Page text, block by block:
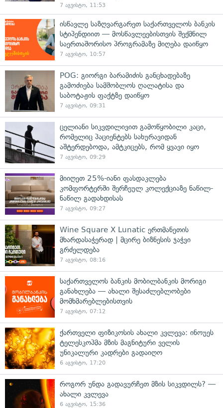
7 აგვისტო, 11:53
ისწავლე საზღვარგარეთ საქართველოს ბანკის
სტიპენდიით — მოსწავლეებისთვის შექმნილ
საერთაშორისო პროგრამაზე მიღება დაიწყო
7 აგვისტო, 10:57
POG: გიორგი ბარამიძის განცხადებაზე
გამოძიება სამშობლოს ღალატისა და
საბოტაჟის ფაქტზე დაიწყო
7 აგვისტო, 09:31
ცელიანი სიკვდილივით გამოწყობილი კაცი,
რომელიც პაციენტებს სახურავიდან
აშტერდებოდა, ამტკიცებს, რომ ყვავი იყო
7 აგვისტო, 09:29
მიიღეთ 25%-იანი ფასდაკლება
კომფორტერში შერჩეულ კოლექციაზე ნაწილ-
ნაწილ გადახდისას
7 აგვისტო, 09:27
Wine Square X Lunatic ერთმანეთის
მხარდასაჭერად | მცირე ბიზნესის ჯაჭვი
გრძელდება
7 აგვისტო, 08:16
საქართველოს ბანკის მობილბანკის მორიგი
განახლება — ახალი შესაძლებლობები
მომხმარებლებისთვის
7 აგვისტო, 07:12
ქართველი ფიზიკოსის ახალი კვლევა: ინოუეს
ტელესკოპმა მზის მაგნიტური ველის
უნიკალური კადრები გადაიღო
6 აგვისტო, 17:20
როგორ უნდა გადავურჩეთ მზის სიკვდილს? —
ახალი კვლევა
6 აგვისტო, 15:36